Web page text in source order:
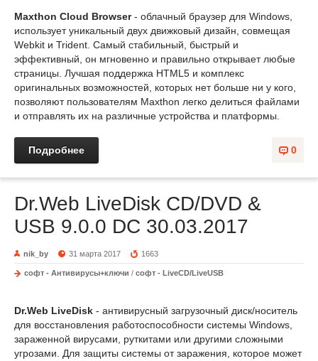
Maxthon Cloud Browser- облачный браузер для Windows,
использует уникальный двух движковый дизайн, совмещая
Webkit и Trident. Самый стабильный, быстрый и
эффективный, он мгновенно и правильно открывает любые
страницы. Лучшая поддержка HTML5 и комплекс
оригинальных возможностей, которых нет больше ни у кого,
позволяют пользователям Maxthon легко делиться файлами
и отправлять их на различные устройства и платформы.
0
Подробнее
Dr.Web LiveDisk CD/DVD &
USB 9.0.0 DC 30.03.2017
nik_by 31 марта 2017 1663
софт - Антивирусы+ключи / софт - LiveCD/LiveUSB
Dr.Web LiveDisk - антивирусный загрузочный диск/носитель
для восстановления работоспособности системы Windows,
зараженной вирусами, руткитами или другими сложными
угрозами. Для защиты системы от заражения, которое может